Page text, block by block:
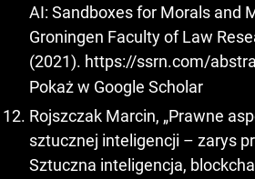
AI: Sandboxes for Morals and
Groningen Faculty of Law
(2021). https://ssrn.com/
Pokaż w Google Scholar
Rojszczak Marcin, „Prawne
sztucznej inteligencji – zarys
Sztuczna inteligencja,